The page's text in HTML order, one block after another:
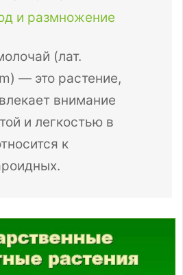
и размножение
(лат.
— это растение,
внимание
и легкостью в
к